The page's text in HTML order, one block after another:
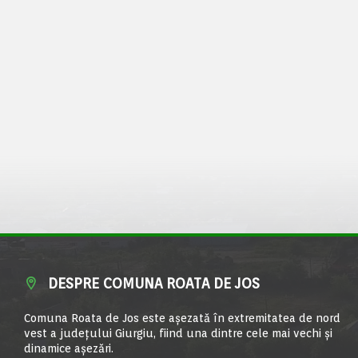
DESPRE COMUNA ROATA DE JOS
Comuna Roata de Jos este aşezată în extremitatea de nord
vest a judeţului Giurgiu, fiind una dintre cele mai vechi şi
dinamice aşezări.